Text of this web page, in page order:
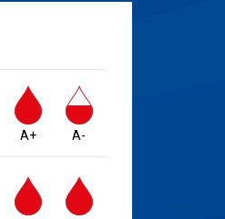
A+ A-